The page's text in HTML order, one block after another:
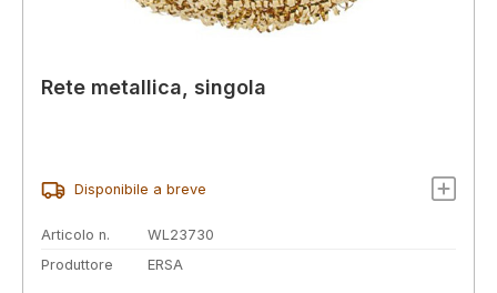
Rete metallica, singola
Disponibile a breve
Articolo n.
WL23730
Produttore
ERSA